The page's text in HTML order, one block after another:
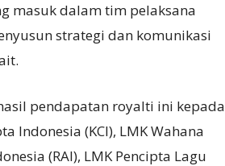
masuk dalam tim pelaksana
strategi dan komunikasi
pendapatan royalti ini kepada
Indonesia (KCI), LMK Wahana
(RAI), LMK Pencipta Lagu